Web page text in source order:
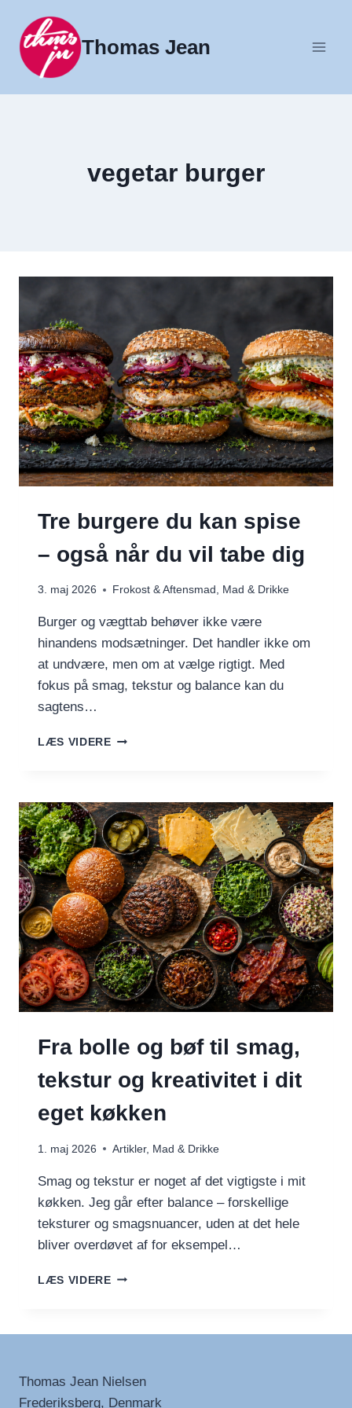
indhold
Thomas Jean
vegetar burger
Tre burgere du kan spise
– også når du vil tabe dig
3. maj 2026 Frokost & Aftensmad , Mad & Drikke
Burger og vægttab behøver ikke være
hinandens modsætninger. Det handler ikke om
at undvære, men om at vælge rigtigt. Med
fokus på smag, tekstur og balance kan du
sagtens…
LÆS VIDERETRE
SPISE
–
OGSÅ
NÅR
DU
VIL
TABE
DIG
Fra bolle og bøf til smag,
tekstur og kreativitet i dit
eget køkken
1. maj 2026 Artikler, Mad & Drikke
Smag og tekstur er noget af det vigtigste i mit
køkken. Jeg går efter balance – forskellige
teksturer og smagsnuancer, uden at det hele
bliver overdøvet af for eksempel…
LÆS VIDEREFRA
TEKSTUR
Thomas Jean Nielsen
Frederiksberg, Denmark